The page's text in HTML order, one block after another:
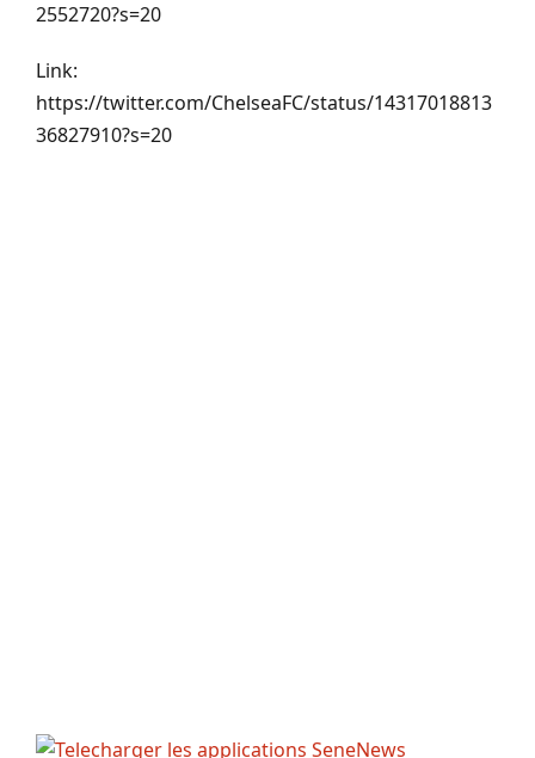
2552720?s=20
Link:
https://twitter.com/ChelseaFC/status/14317018813
36827910?s=20